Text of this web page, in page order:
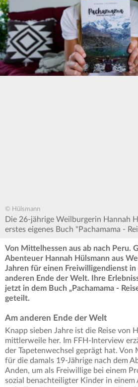
© Hülsmann
Die 26-jährige Weilburgerin Hannah
erstes eigenes Buch "Pachamama -
Von Mittelhessen aus ab nach Peru.
Abenteuer Hannah Hülsmann aus
Jahren für einen Freiwilligendienst in
anderen Ende der Welt. Ihre
jetzt in dem Buch „Pachamama -
geteilt.
Am anderen Ende der Welt
Knapp sieben Jahre ist die Reise von
mittlerweile her. Im FFH-Interview
der Tapetenwechsel geprägt hat. Von
für die damals 19-Jährige nach dem
Anden, um als Freiwillige bei einem
sozial benachteiligter Kinder in